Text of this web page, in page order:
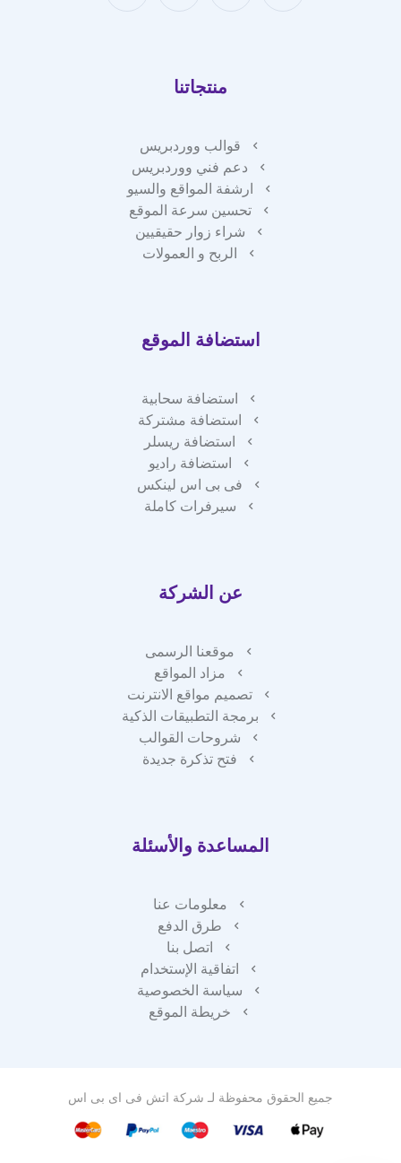
منتجاتنا
قوالب ووردبريس
دعم فني ووردبريس
ارشفة المواقع والسيو
تحسين سرعة الموقع
شراء زوار حقيقيين
الربح و العمولات
استضافة الموقع
استضافة سحابية
استضافة مشتركة
استضافة ريسلر
استضافة راديو
فى بى اس لينكس
سيرفرات كاملة
عن الشركة
موقعنا الرسمى
مزاد المواقع
تصميم مواقع الانترنت
برمجة التطبيقات الذكية
شروحات القوالب
فتح تذكرة جديدة
المساعدة والأسئلة
معلومات عنا
طرق الدفع
اتصل بنا
اتفاقية الإستخدام
سياسة الخصوصية
خريطة الموقع
جميع الحقوق محفوظة لـ شركة اتش فى اى بى اس
فريق دعم العملاء لدينا هنا للإجابة